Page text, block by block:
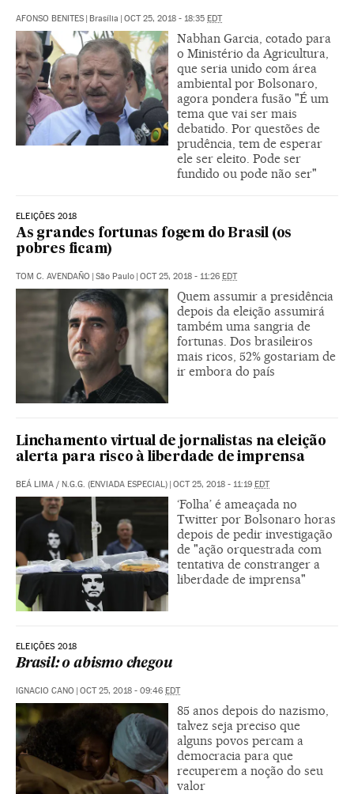
AFONSO BENITES | Brasília | OCT 25, 2018 - 18:35 EDT
Nabhan Garcia, cotado para
o Ministério da Agricultura,
que seria unido com área
ambiental por Bolsonaro,
agora pondera fusão "É um
tema que vai ser mais
debatido. Por questões de
prudência, tem de esperar
ele ser eleito. Pode ser
fundido ou pode não ser"
ELEIÇÕES 2018
As grandes fortunas fogem do Brasil (os
pobres ficam)
TOM C. AVENDAÑO | São Paulo | OCT 25, 2018 - 11:26 EDT
Quem assumir a presidência
depois da eleição assumirá
também uma sangria de
fortunas. Dos brasileiros
mais ricos, 52% gostariam de
ir embora do país
Linchamento virtual de jornalistas na eleição
alerta para risco à liberdade de imprensa
BEÁ LIMA / N.G.G. (ENVIADA ESPECIAL) | OCT 25, 2018 - 11:19 EDT
‘Folha’ é ameaçada no
Twitter por Bolsonaro horas
depois de pedir investigação
de "ação orquestrada com
tentativa de constranger a
liberdade de imprensa"
ELEIÇÕES 2018
Brasil: o abismo chegou
IGNACIO CANO | OCT 25, 2018 - 09:46 EDT
85 anos depois do nazismo,
talvez seja preciso que
alguns povos percam a
democracia para que
recuperem a noção do seu
valor